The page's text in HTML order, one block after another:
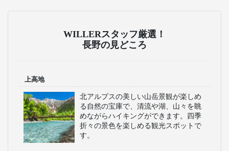
WILLERスタッフ厳選！
長野の見どころ
上高地
北アルプスの美しい山岳景観が楽しめ
る自然の宝庫で、清流や湖、山々を眺
めながらハイキングができます。四季
折々の景色を楽しめる観光スポットで
す。